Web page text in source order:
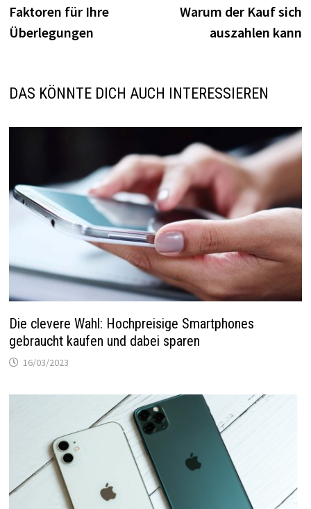
Faktoren für Ihre
Überlegungen
Warum der Kauf sich
auszahlen kann
DAS KÖNNTE DICH AUCH INTERESSIEREN
Die clevere Wahl: Hochpreisige Smartphones
gebraucht kaufen und dabei sparen
16/03/2023